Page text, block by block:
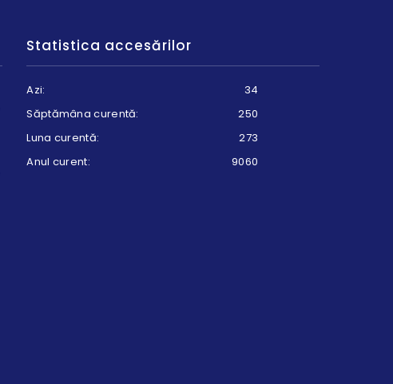
Statistica accesărilor
Azi:
34
Săptămâna curentă:
250
Luna curentă:
273
Anul curent:
9060